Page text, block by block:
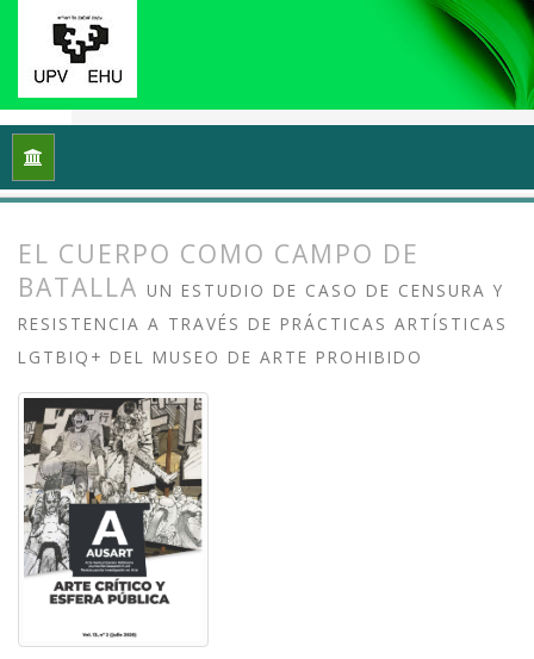
Inicio
EL CUERPO COMO CAMPO DE
BATALLA UN ESTUDIO DE CASO DE CENSURA Y
RESISTENCIA A TRAVÉS DE PRÁCTICAS ARTÍSTICAS
LGTBIQ+ DEL MUSEO DE ARTE PROHIBIDO